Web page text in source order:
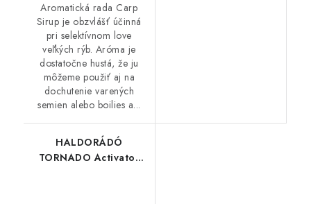
Aromatická rada Carp
Sirup je obzvlášť účinná
pri selektívnom love
veľkých rýb. Aróma je
dostatočne hustá, že ju
môžeme použiť aj na
dochutenie varených
semien alebo boilies a...
HALDORÁDÓ
TORNADO Activator